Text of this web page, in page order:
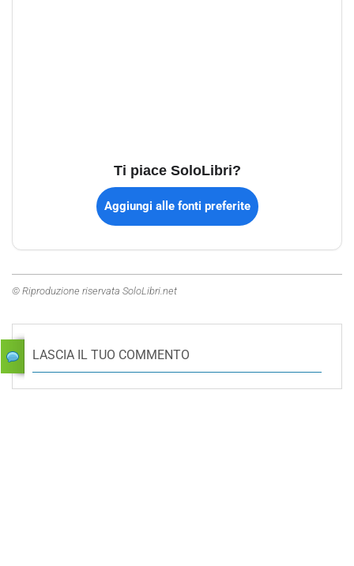
Ti piace SoloLibri?
Aggiungi alle fonti preferite
© Riproduzione riservata SoloLibri.net
LASCIA IL TUO COMMENTO